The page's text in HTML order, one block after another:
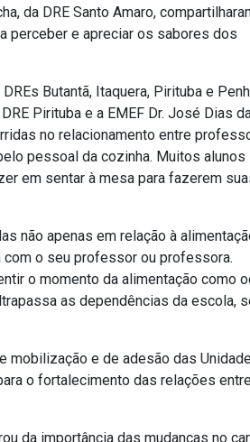
da DRE Santo Amaro,
perceber e apreciar os sabores dos
Butantã, Itaquera, Pirituba e
Pirituba e a EMEF Dr. José Dias
no relacionamento entre
pessoal da cozinha. Muitos alunos
em sentar à mesa para fazerem
não apenas em relação à
com o seu professor ou professora.
o momento da alimentação como
as dependências da escola,
mobilização e de adesão das
o fortalecimento das relações
da importância das mudanças no